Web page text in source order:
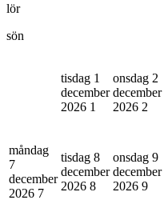
lör
sön
tisdag 1
december
2026 1
onsdag 2
december
2026 2
måndag
7
december
2026 7
tisdag 8
december
2026 8
onsdag 9
december
2026 9